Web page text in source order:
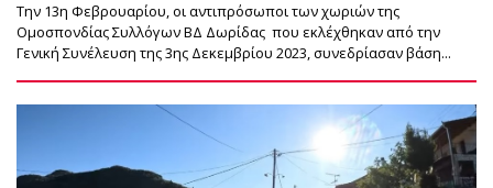
Την 13η Φεβρουαρίου, οι αντιπρόσωποι των χωριών της
Ομοσπονδίας Συλλόγων ΒΔ Δωρίδας που εκλέχθηκαν από την
Γενική Συνέλευση της 3ης Δεκεμβρίου 2023, συνεδρίασαν βάση...